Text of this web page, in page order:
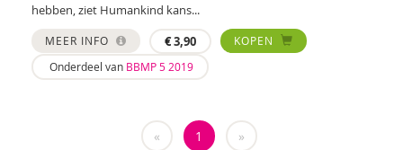
Hennie Groot Haar
Dominique Grotenhuis
hebben, ziet Humankind kans...
MEER INFO €3,90
KOPEN
Onderdeel van BBMP 5 2019
« 1 »